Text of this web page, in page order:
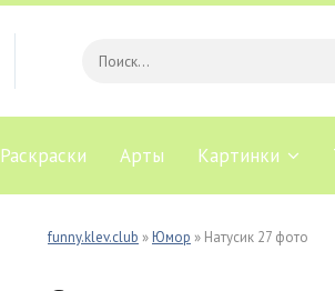
Раскраски Арты Картинки
funny.klev.club »Юмор » Натусик 27 фото